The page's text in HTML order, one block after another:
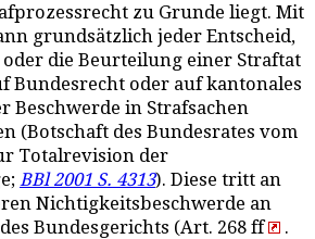
zu Grunde liegt. Mit
grundsätzlich jeder Entscheid,
die Beurteilung einer Straftat
Bundesrecht oder auf kantonales
Beschwerde in Strafsachen
(Botschaft des Bundesrates vom
Totalrevision der
BBl 2001 S. 4313). Diese tritt an
Nichtigkeitsbeschwerde an
Bundesgerichts (Art. 268 ff
.